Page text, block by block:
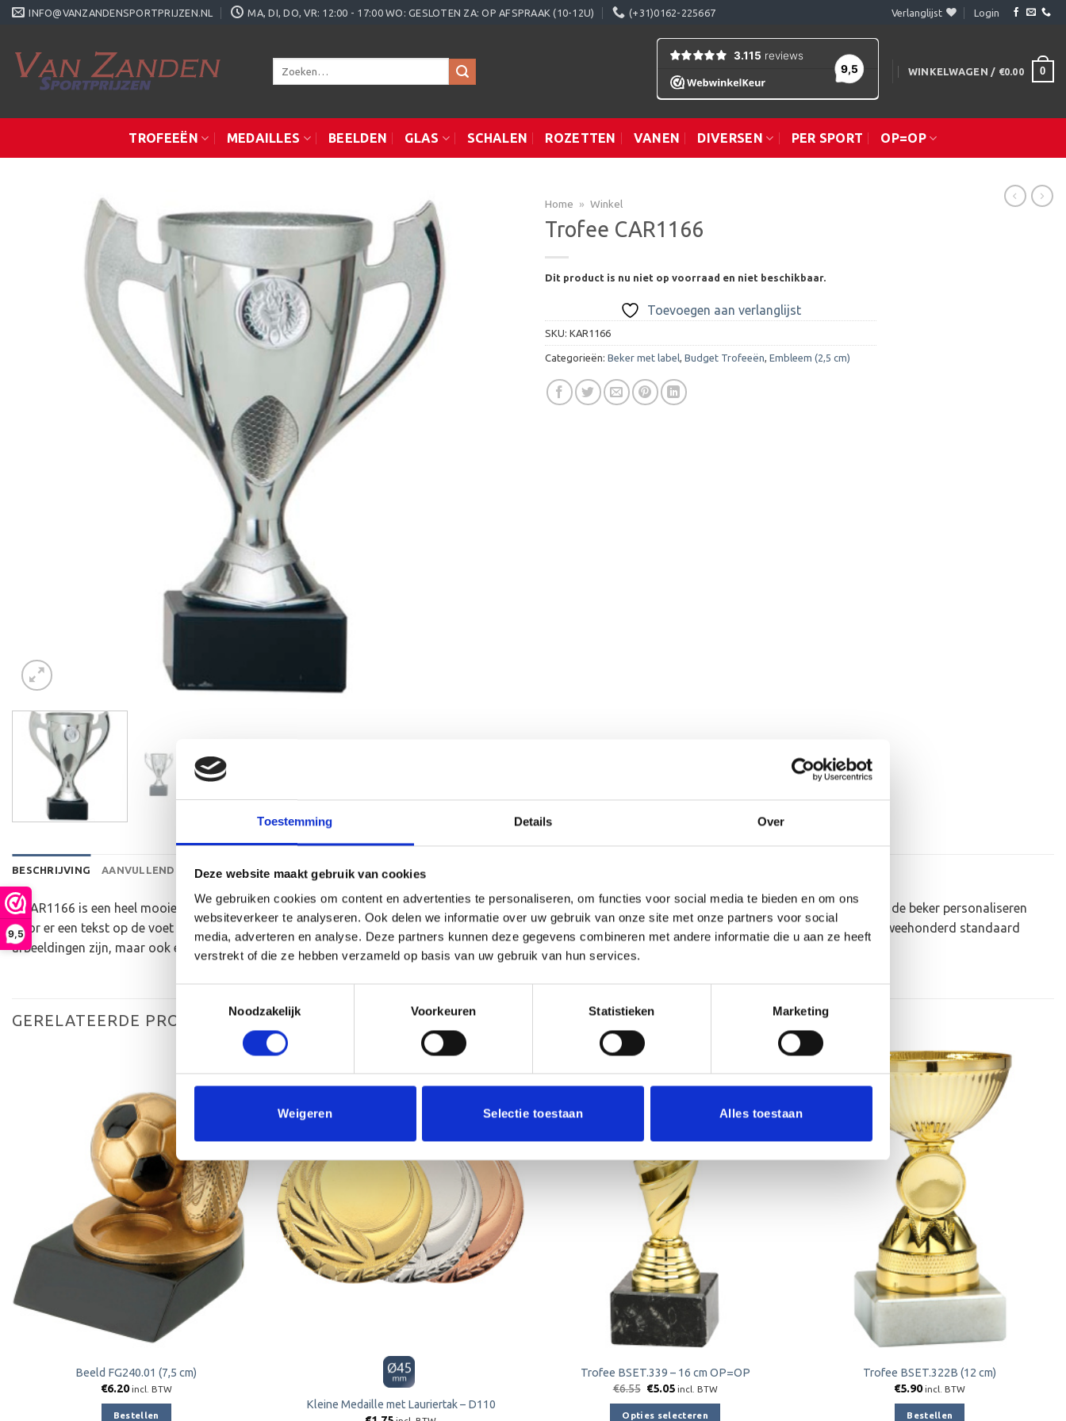
Toestemming Details Over
Deze website maakt gebruik van cookies
We gebruiken cookies om content en advertenties te personaliseren, om functies voor social media te bieden en om ons
websiteverkeer te analyseren. Ook delen we informatie over uw gebruik van onze site met onze partners voor social
media, adverteren en analyse. Deze partners kunnen deze gegevens combineren met andere informatie die u aan ze heeft
verstrekt of die ze hebben verzameld op basis van uw gebruik van hun services.
Noodzakelijk
Voorkeuren Statistieken Marketing
Weigeren Selectie toestaan Alles toestaan
9,5
Ga
INFO@VANZANDENSPORTPRIJZEN.NL MA, DI, DO, VR: 12:00 - 17:00 WO: GESLOTEN ZA: OP AFSPRAAK (10-12U) (+31)0162-225667 Verlanglijst Login
Zoeken
WINKELWAGEN / €0.00 0
TROFEEËN MEDAILLES BEELDEN GLAS SCHALEN ROZETTEN VANEN DIVERSEN PER SPORT OP=OP
Home » Winkel
Trofee CAR1166
Dit product is nu niet op voorraad en niet beschikbaar.
Toevoegen aan verlanglijst
SKU: KAR1166
Categorieën: Beker met label Budget Trofeeën Embleem (2,5 cm)
BESCHRIJVING AANVULLENDE INFORMATIE BEOORDELINGEN (0)
De AR1166 is een heel mooie trofee die zeer geschikt is voor ieder (sport)toernooi, businessevenement of als een leuk cadeau om uit te reiken. We kunnen de beker personaliseren
door er een tekst op de voet van de beker aan te brengen. Op de beker zelf kunnen we een door jou gekozen afbeelding op plakken. Dit kan een van onze tweehonderd standaard
afbeeldingen zijn, maar ook een eigen logo of afbeelding. Deze kun je uploaden via het menu
GERELATEERDE PRODUCTEN
verlanglijst
Beeld FG240.01 (7,5 cm)
€6.20 incl. BTW
Bestellen
Toevoegen
verlanglijst
Kleine Medaille met Lauriertak – D110
Aanbieding!
Toevoegen
verlanglijst
Trofee BSET.339 – 16 cm OP=OP
€6.55 Oorspronkelijke
€5.05Huidige
is:
incl. BTW
Opties selecteren
Trofee BSET.322B (12 cm)
€5.90 incl. BTW
Bestellen